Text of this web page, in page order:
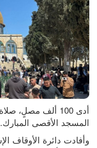
المسجد الأقصى المبارك.